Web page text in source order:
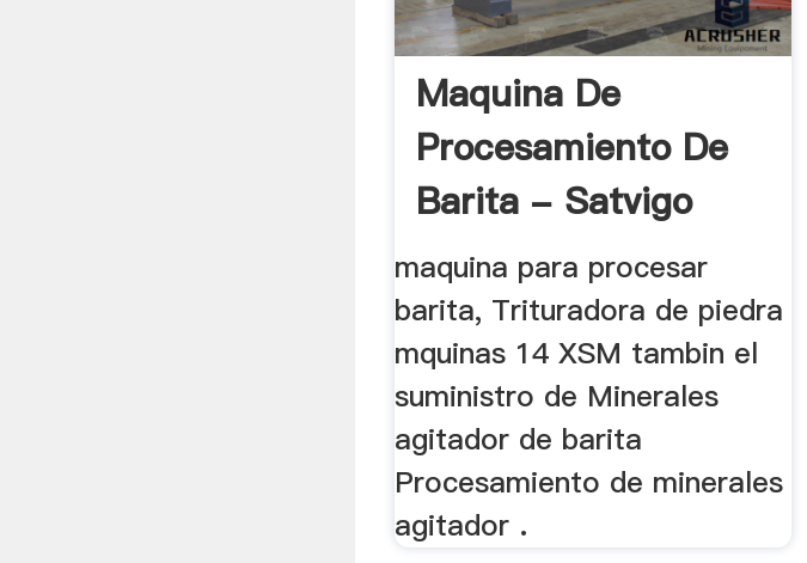
Maquina De
Procesamiento De
Barita - Satvigo
maquina para procesar
barita, Trituradora de piedra
mquinas 14 XSM tambin el
suministro de Minerales
agitador de barita
Procesamiento de minerales
agitador .